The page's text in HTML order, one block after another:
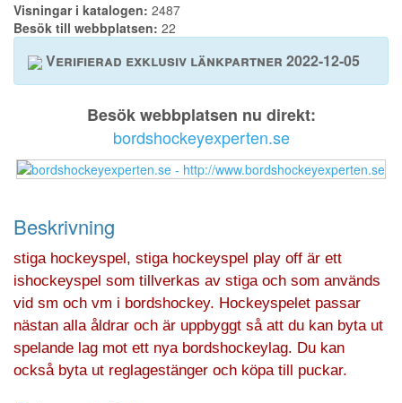
Visningar i katalogen: 2487
Besök till webbplatsen: 22
Verifierad exklusiv länkpartner 2022-12-05
Besök webbplatsen nu direkt:
bordshockeyexperten.se
Beskrivning
stiga hockeyspel, stiga hockeyspel play off är ett
ishockeyspel som tillverkas av stiga och som används
vid sm och vm i bordshockey. Hockeyspelet passar
nästan alla åldrar och är uppbyggt så att du kan byta ut
spelande lag mot ett nya bordshockeylag. Du kan
också byta ut reglagestänger och köpa till puckar.